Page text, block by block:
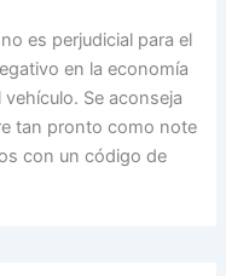
es perjudicial para el
en la economía
Se aconseja
tan pronto como note
con un código de